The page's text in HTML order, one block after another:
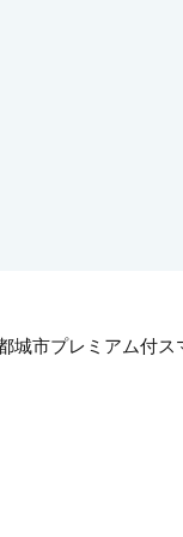
城市プレミアム付